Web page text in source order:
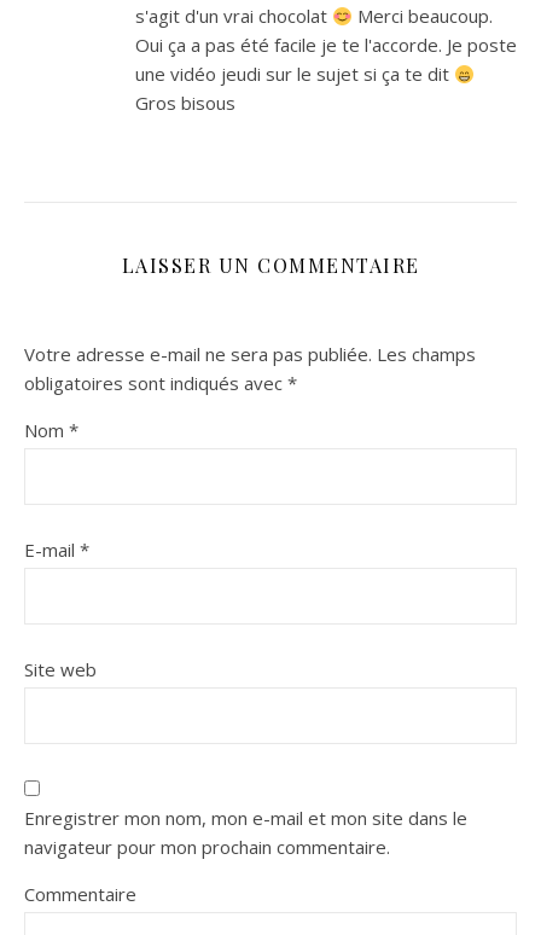
s'agit d'un vrai chocolat
Merci beaucoup.
Oui ça a pas été facile je te l'accorde. Je poste
une vidéo jeudi sur le sujet si ça te dit
Gros bisous
LAISSER UN COMMENTAIRE
Votre adresse e-mail ne sera pas publiée. Les champs
obligatoires sont indiqués avec *
Nom *
E-mail *
Site web
Enregistrer mon nom, mon e-mail et mon site dans le
navigateur pour mon prochain commentaire.
Commentaire